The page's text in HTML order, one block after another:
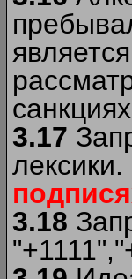
3.17
лексики.
3.18